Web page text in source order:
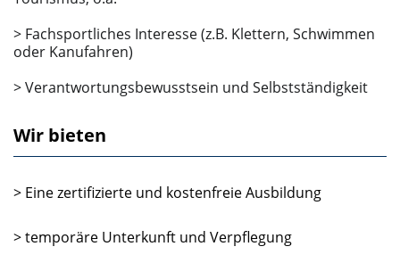
> Fachsportliches Interesse (z.B. Klettern, Schwimmen
oder Kanufahren)
> Verantwortungsbewusstsein und Selbstständigkeit
Wir bieten
> Eine zertifizierte und kostenfreie Ausbildung
> temporäre Unterkunft und Verpflegung